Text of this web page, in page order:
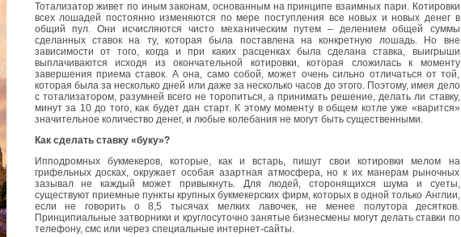
Тотализатор живет по иным законам, основанным на принципе взаимных пари. Котировки
всех лошадей постоянно изменяются по мере поступления все новых и новых денег в
общий пул. Они исчисляются чисто механическим путем – делением общей суммы
сделанных ставок на ту, которая была поставлена на конкретную лошадь. Но вне
зависимости от того, когда и при каких расценках была сделана ставка, выигрыши
выплачиваются исходя из окончательной котировки, которая сложилась к моменту
завершения приема ставок. А она, само собой, может очень сильно отличаться от той,
которая была за несколько дней или даже за несколько часов до этого. Поэтому, имея дело
с тотализатором, разумней всего не торопиться, а принимать решение, делать ли ставку,
минут за 10 до того, как будет дан старт. К этому моменту в общем котле уже «варится»
значительное количество денег, и любые колебания не могут быть существенными.
Как сделать ставку «буку»?
Ипподромных букмекеров, которые, как и встарь, пишут свои котировки мелом на
грифельных досках, окружает особая азартная атмосфера, но к их манерам рыночных
зазывал не каждый может привыкнуть. Для людей, сторонящихся шума и суеты,
существуют приемные пункты крупных букмекерских фирм, которых в одной только Англии,
если не говорить о 8,5 тысячах мелких лавочек, не менее полутора десятков.
Принципиальные затворники и круглосуточно занятые бизнесмены могут делать ставки по
телефону, смс или через специальные интернет-сайты.